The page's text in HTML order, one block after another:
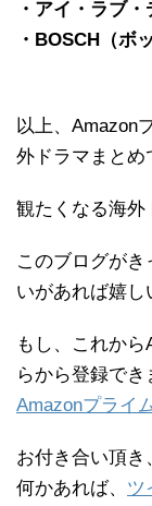
・アイ・ラブ・
・BOSCH（ボ
以上、Amazon
外ドラマまとめ
観たくなる海外
このブログが
いがあれば嬉し
もし、これから
らから登録でき
Amazonプライ
お付き合い頂き
何かあれば、 ツ